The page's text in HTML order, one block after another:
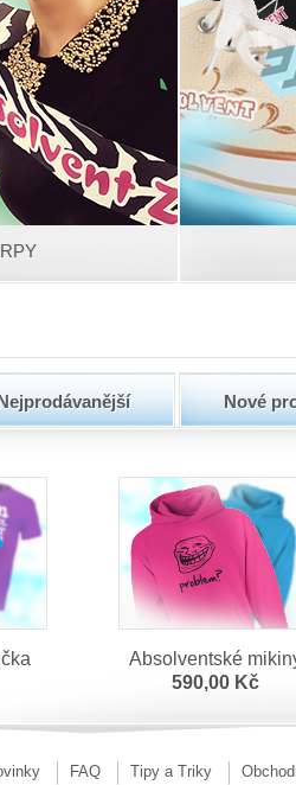
Nové
Absolventské
590,00 Kč
FAQ Tipy a Triky